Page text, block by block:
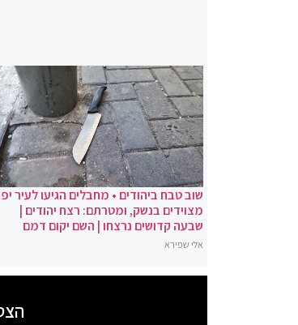
שוב טבח ביהודים • מחבלים הגיעו לעיר
מצוידים בנשק, ומטרתם: רצח יהודים |
שבעה קדושים נרצחו | השם יקום דמם
אלי שפירא